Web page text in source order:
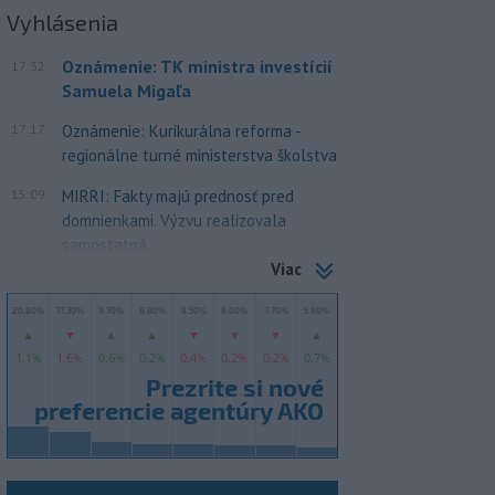
Vyhlásenia
17:32
Oznámenie: TK ministra investícií
Samuela Migaľa
17:17
Oznámenie: Kurikurálna reforma -
regionálne turné ministerstva školstva
15:09
MIRRI: Fakty majú prednosť pred
domnienkami. Výzvu realizovala
samostatná...
Viac